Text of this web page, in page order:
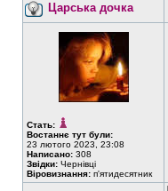
Царська дочка
Стать:
Востаннє тут були:
23 лютого 2023, 23:08
Написано: 308
Звідки: Чернівці
Віровизнання: п'ятидесятник